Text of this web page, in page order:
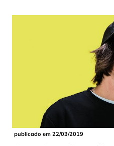
publicado em 22/03/2019